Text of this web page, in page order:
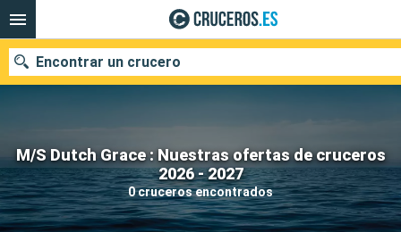
M/S Dutch Grace : Nuestras ofertas de cruceros
2026 - 2027
0 cruceros encontrados
Encontrar un crucero
Nuestros destinos
Fecha de salida